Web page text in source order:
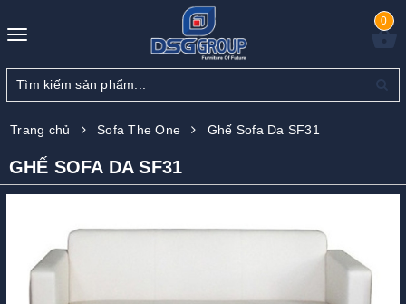
Toggle
0
Trang chủ Sofa The One Ghế Sofa Da SF31
GHẾ SOFA DA SF31